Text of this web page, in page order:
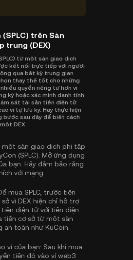
trên Sàn
trung (DEX)
từ một sàn giao dịch
kết nối trực tiếp với người
qua bất kỳ trung gian
thay thế tốt cho những
quyền riêng tư hơn vì
ký hoặc xác minh danh tính.
sát tài sản tiền điện tử
ví tự lưu ký. Hãy thực hiện
bước sau đây để biết cách
DEX.
một sàn giao dịch phi tập
(SPLC). Mở ứng dụng
bạn. Hãy đảm bảo rằng
với mạng.
mua SPLC, trước tiên
vì DEX hiện chỉ hỗ trợ
điện tử với tiền điện
tiền cơ sở từ một sàn
toàn như KuCoin.
ví của bạn: Sau khi mua
tiền đó vào ví web3